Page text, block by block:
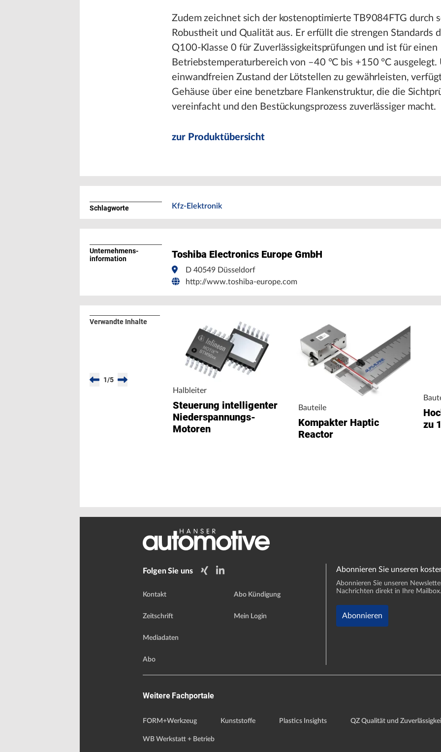
Zudem zeichnet sich der kostenoptimierte TB9084FTG durch
Robustheit und Qualität aus. Er erfüllt die strengen Standards
Q100-Klasse 0 für Zuverlässigkeitsprüfungen und ist für einen
Betriebstemperaturbereich von –40 °C bis +150 °C ausgelegt.
einwandfreien Zustand der Lötstellen zu gewährleisten,
Gehäuse über eine benetzbare Flankenstruktur, die die
vereinfacht und den Bestückungsprozess zuverlässiger macht.
zur Produktübersicht
Schlagworte Kfz-Elektronik
Unternehmens­
information
Toshiba Electronics Europe GmbH
D 40549 Düsseldorf
http://www.toshiba-europe.com
Verwandte Inhalte
1/5
Halbleiter
Steuerung intelligenter
Niederspannungs-
Motoren
Bauteile
Kompakter Haptic
Reactor
zu
Folgen Sie uns
Kontakt
Zeitschrift
Mediadaten
Abo
Abo Kündigung
Mein Login
Abonnieren Sie unseren
Abonnieren Sie unseren
Nachrichten direkt in Ihre Mailbox.
Abonnieren
Weitere Fachportale
FORM+Werkzeug Kunststoffe Plastics Insights QZ Qualität und
WB Werkstatt + Betrieb